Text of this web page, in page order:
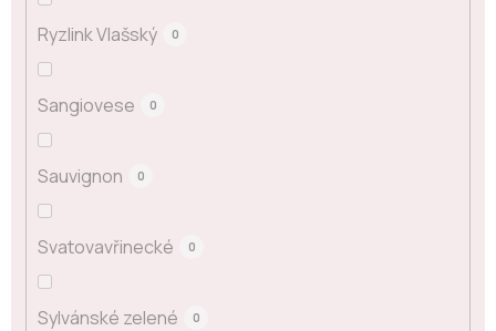
Ryzlink Vlašský 0
Sangiovese 0
Sauvignon 0
Svatovavřinecké 0
Sylvánské zelené 0